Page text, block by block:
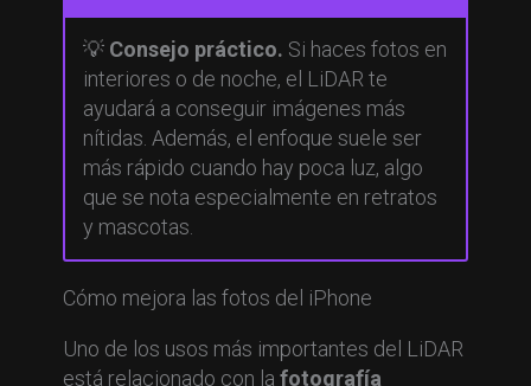
💡 Consejo práctico. Si haces fotos en
interiores o de noche, el LiDAR te
ayudará a conseguir imágenes más
nítidas. Además, el enfoque suele ser
más rápido cuando hay poca luz, algo
que se nota especialmente en retratos
y mascotas.
Cómo mejora las fotos del iPhone
Uno de los usos más importantes del LiDAR
está relacionado con la fotografía